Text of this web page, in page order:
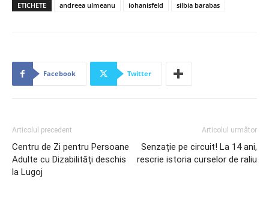
ETICHETE andreea ulmeanu iohanisfeld silbia barabas
Facebook Twitter
Articolul precedent
Centru de Zi pentru Persoane
Adulte cu Dizabilități deschis
la Lugoj
Articolul următor
Senzație pe circuit! La 14 ani,
rescrie istoria curselor de raliu